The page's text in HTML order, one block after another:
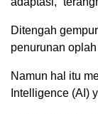
Ditengah
penurunan
Namun hal itu
Intelligence (AI)